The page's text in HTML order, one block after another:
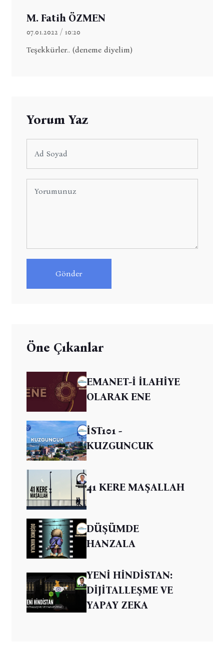
M. Fatih ÖZMEN
07.01.2022 / 10:20
Teşekkürler.. (deneme diyelim)
Yorum Yaz
Gönder
Öne Çıkanlar
EMANET-İ İLAHİYE
OLARAK ENE
İST101 -
KUZGUNCUK
41 KERE MAŞALLAH
DÜŞÜMDE
HANZALA
YENİ HİNDİSTAN:
DİJİTALLEŞME VE
YAPAY ZEKA